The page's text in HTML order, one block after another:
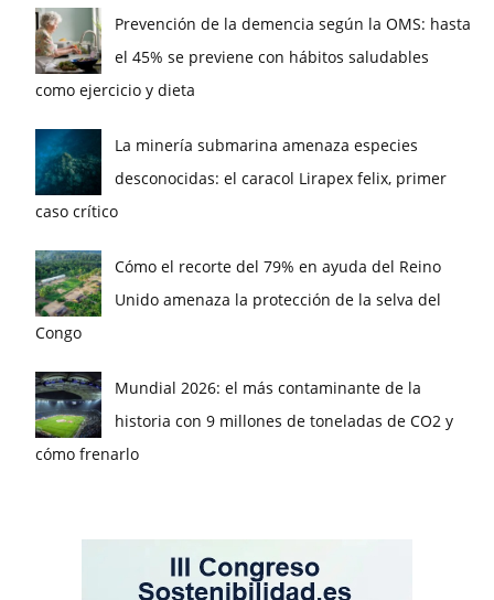
Prevención de la demencia según la OMS: hasta
el 45% se previene con hábitos saludables
como ejercicio y dieta
La minería submarina amenaza especies
desconocidas: el caracol Lirapex felix, primer
caso crítico
Cómo el recorte del 79% en ayuda del Reino
Unido amenaza la protección de la selva del
Congo
Mundial 2026: el más contaminante de la
historia con 9 millones de toneladas de CO2 y
cómo frenarlo